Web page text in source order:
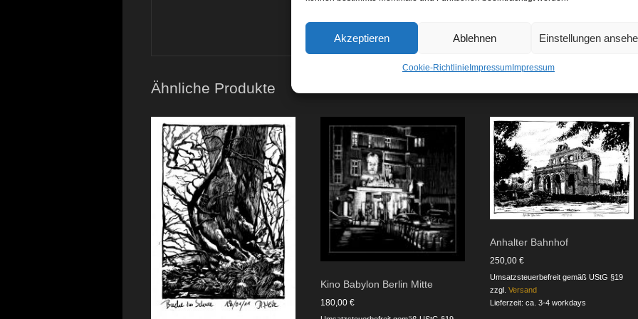
Akzeptieren Ablehnen Einstellungen
Cookie-Richtlinie ImpressumImpressum
Ähnliche Produkte
Kino Babylon Berlin Mitte
180,00 €
Anhalter Bahnhof
250,00 €
Umsatzsteuerbefreit gemäß UStG §19
zzgl. Versand
Lieferzeit: ca. 3-4 workdays